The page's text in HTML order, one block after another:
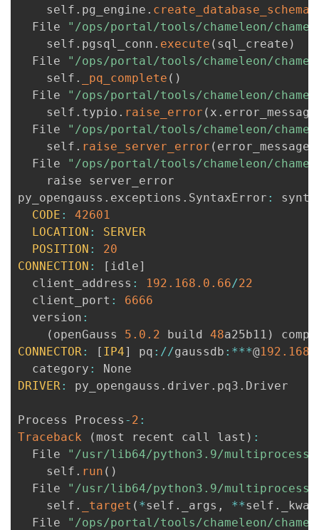
    self
. pg_engine . create_database_schema
  File
"/ops/portal/tools/chameleon/
    self
. pgsql_conn . execute ( sql_create )
  File
"/ops/portal/tools/chameleon/
    self
. _pq_complete ( )
  File
"/ops/portal/tools/chameleon/
    self
. typio . raise_error ( x . error_message
  File
"/ops/portal/tools/chameleon/
    self
. raise_server_error ( error_message
  File
"/ops/portal/tools/chameleon/
    raise server_error
py_opengauss . exceptions . SyntaxError :
CODE :
42601
LOCATION :
SERVER
POSITION :
20
CONNECTION : [ idle]
  client_address
: 192.168 .0 .66/22
  client_port
:
6666
  version
:
( openGauss 5.0 .2 build 48a25b11 )
CONNECTOR: [ IP4] pq : //gaussdb : ***@192.168
  category
:
DRIVER: py_opengauss . driver . pq3 . Driver
Process Process - 2 :
Traceback
( most recent call last ) :
  File
"/usr/lib64/python3.9/
    self
. run ( )
  File
"/usr/lib64/python3.9/
    self
. _target ( *self . _args , **self .
  File
"/ops/portal/tools/chameleon/